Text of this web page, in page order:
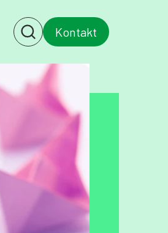
SearchKontakt